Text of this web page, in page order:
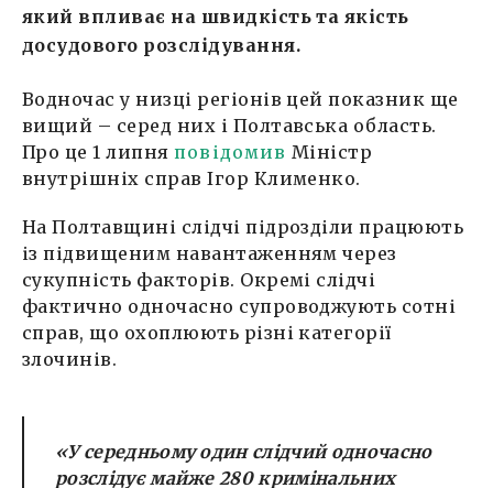
який впливає на швидкість та якість
досудового розслідування.
Водночас у низці регіонів цей показник ще
вищий – серед них і Полтавська область.
Про це 1 липняповідомив Міністр
внутрішніх справ Ігор Клименко.
На Полтавщині слідчі підрозділи працюють
із підвищеним навантаженням через
сукупність факторів. Окремі слідчі
фактично одночасно супроводжують сотні
справ, що охоплюють різні категорії
злочинів.
«У середньому один слідчий одночасно
розслідує майже 280 кримінальних